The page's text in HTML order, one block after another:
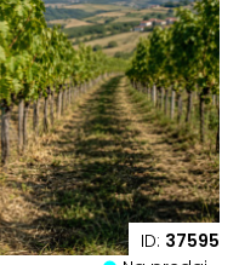
ID: 37595